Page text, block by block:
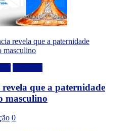
que a paternidade
masculino
0